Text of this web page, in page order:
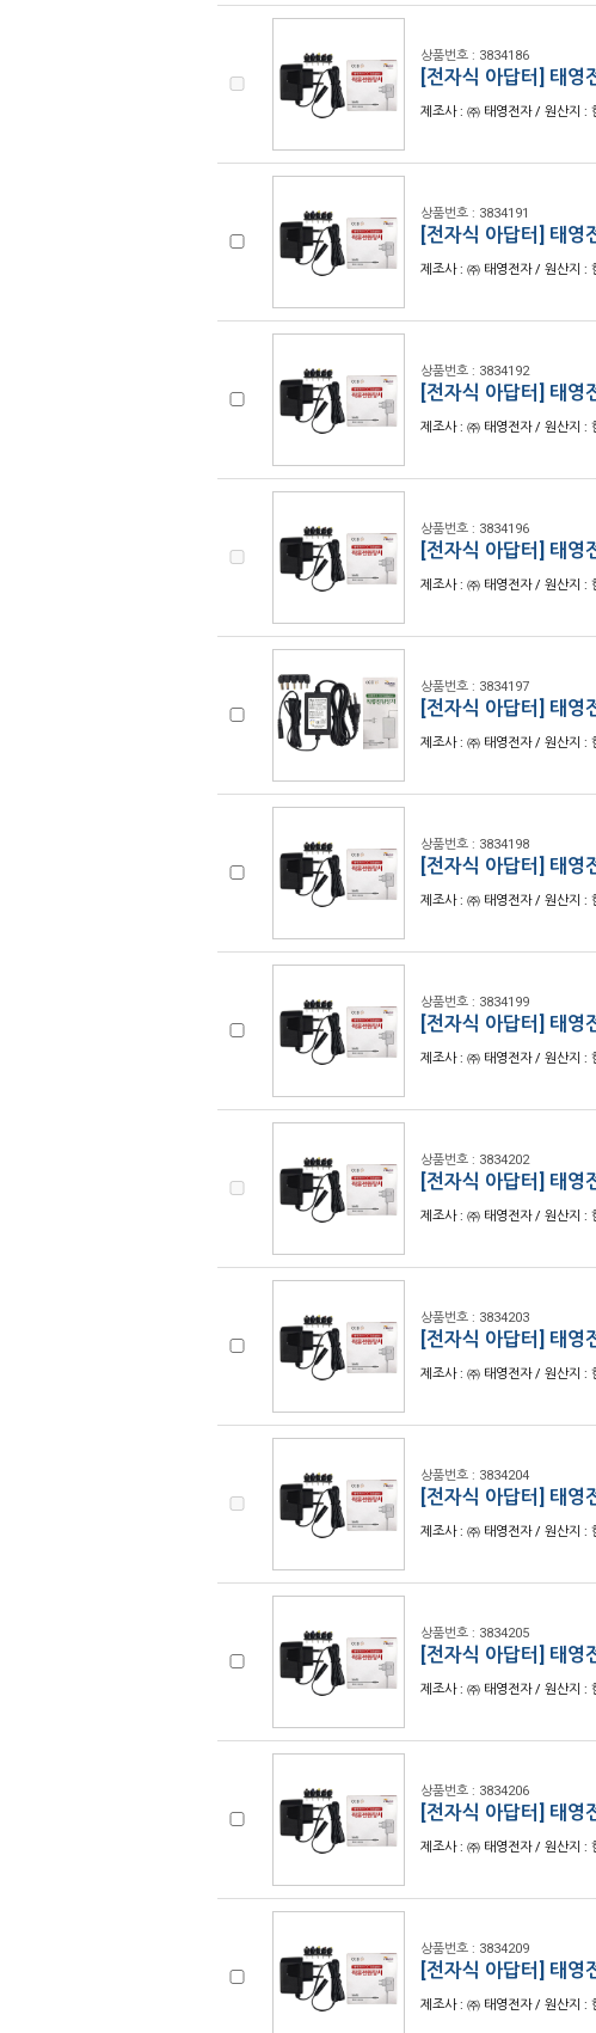
상품번호 : 3834186
[전자식 아답터] 태영
제조사 : ㈜ 태영전자 / 원산지 :
상품번호 : 3834191
[전자식 아답터] 태
제조사 : ㈜ 태영전자 / 원산지 :
상품번호 : 3834192
[전자식 아답터] 태영
제조사 : ㈜ 태영전자 / 원산지 :
상품번호 : 3834196
[전자식 아답터] 태영
제조사 : ㈜ 태영전자 / 원산지 :
상품번호 : 3834197
[전자식 아답터] 태영
제조사 : ㈜ 태영전자 / 원산지 :
상품번호 : 3834198
[전자식 아답터] 태영
제조사 : ㈜ 태영전자 / 원산지 :
상품번호 : 3834199
[전자식 아답터] 태영
제조사 : ㈜ 태영전자 / 원산지 :
상품번호 : 3834202
[전자식 아답터] 태영
제조사 : ㈜ 태영전자 / 원산지 :
상품번호 : 3834203
[전자식 아답터] 태영
제조사 : ㈜ 태영전자 / 원산지 :
상품번호 : 3834204
[전자식 아답터] 태영
제조사 : ㈜ 태영전자 / 원산지 :
상품번호 : 3834205
[전자식 아답터] 태영
제조사 : ㈜ 태영전자 / 원산지 :
상품번호 : 3834206
[전자식 아답터] 태영
제조사 : ㈜ 태영전자 / 원산지 :
상품번호 : 3834209
[전자식 아답터] 태
제조사 : ㈜ 태영전자 / 원산지 :